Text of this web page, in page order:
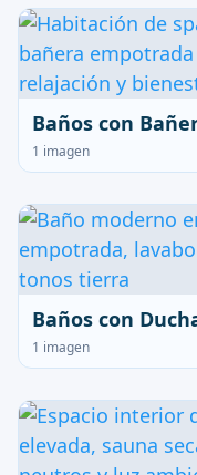
Baños con
1 imagen
Baños con
1 imagen